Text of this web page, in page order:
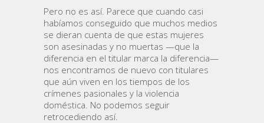
Pero no es así. Parece que cuando casi
habíamos conseguido que muchos medios
se dieran cuenta de que estas mujeres
son asesinadas y no muertas —que la
diferencia en el titular marca la diferencia—
nos encontramos de nuevo con titulares
que aún viven en los tiempos de los
crímenes pasionales y la violencia
doméstica. No podemos seguir
retrocediendo así.